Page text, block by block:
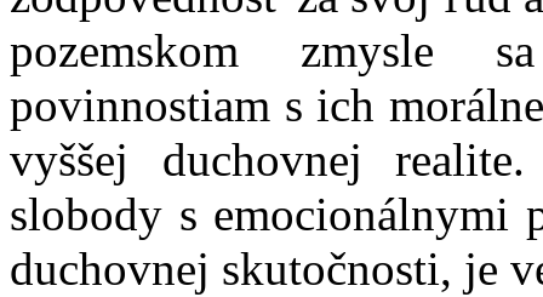
pozemskom zmysle
povinnostiam s ich
vyššej duchovnej
slobody s emocionálnymi
duchovnej skutočnosti, je